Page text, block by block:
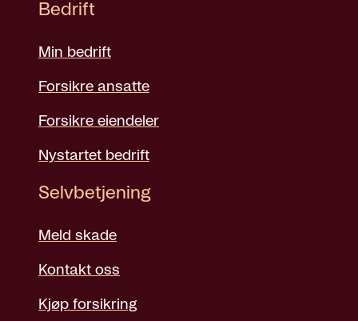
Bedrift
Min bedrift
Forsikre ansatte
Forsikre eiendeler
Nystartet bedrift
Selvbetjening
Meld skade
Kontakt oss
Kjøp forsikring